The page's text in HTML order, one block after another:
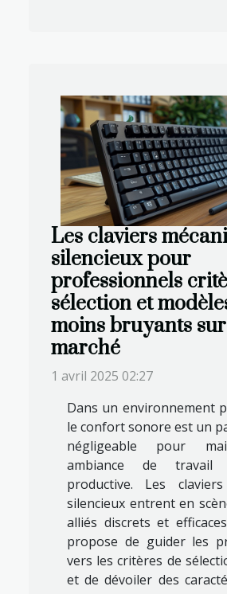
Les claviers
silencieux pour
professionnels
sélection et
moins bruyants
marché
1 avril 2025 02:27
Dans un environnement
le confort sonore est un
négligeable pour
ambiance de
productive. Les claviers
silencieux entrent en
alliés discrets et
propose de guider les
vers les critères de
et de dévoiler des